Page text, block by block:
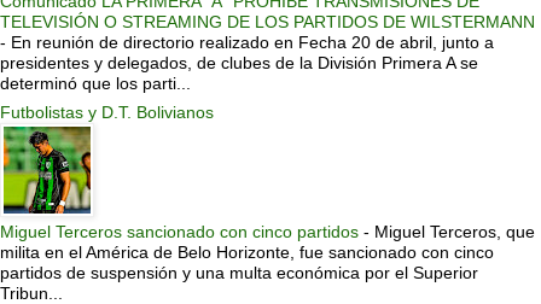
TELEVISIÓN O STREAMING DE LOS PARTIDOS DE WILSTERMANN
- En reunión de directorio realizado en Fecha 20 de abril, junto a
presidentes y delegados, de clubes de la División Primera A se
determinó que los parti...
Futbolistas y D.T. Bolivianos
Miguel Terceros sancionado con cinco partidos - Miguel Terceros, que
milita en el América de Belo Horizonte, fue sancionado con cinco
partidos de suspensión y una multa económica por el Superior
Tribun...